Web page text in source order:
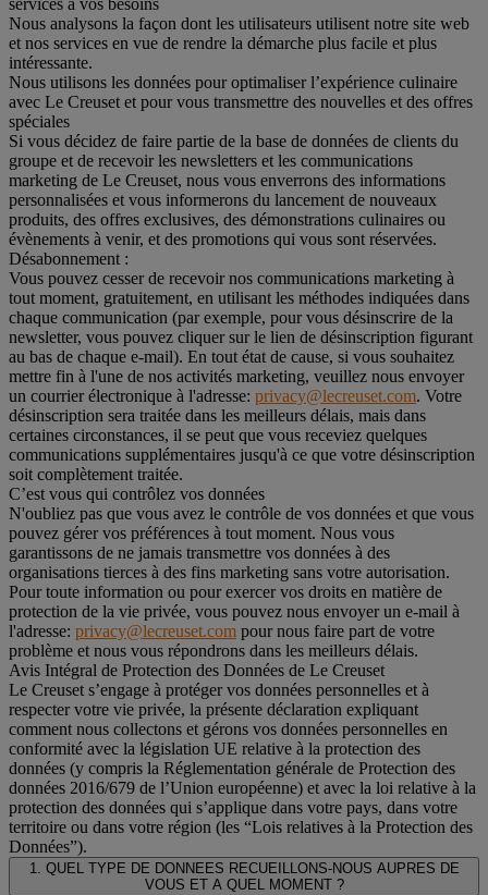
services à vos besoins
Nous analysons la façon dont les utilisateurs utilisent notre site web
et nos services en vue de rendre la démarche plus facile et plus
intéressante.
Nous utilisons les données pour optimaliser l’expérience culinaire
avec Le Creuset et pour vous transmettre des nouvelles et des offres
spéciales
Si vous décidez de faire partie de la base de données de clients du
groupe et de recevoir les newsletters et les communications
marketing de Le Creuset, nous vous enverrons des informations
personnalisées et vous informerons du lancement de nouveaux
produits, des offres exclusives, des démonstrations culinaires ou
évènements à venir, et des promotions qui vous sont réservées.
Désabonnement :
Vous pouvez cesser de recevoir nos communications marketing à
tout moment, gratuitement, en utilisant les méthodes indiquées dans
chaque communication (par exemple, pour vous désinscrire de la
newsletter, vous pouvez cliquer sur le lien de désinscription figurant
au bas de chaque e-mail). En tout état de cause, si vous souhaitez
mettre fin à l'une de nos activités marketing, veuillez nous envoyer
un courrier électronique à l'adresse: privacy@lecreuset.com. Votre
désinscription sera traitée dans les meilleurs délais, mais dans
certaines circonstances, il se peut que vous receviez quelques
communications supplémentaires jusqu'à ce que votre désinscription
soit complètement traitée.
C’est vous qui contrôlez vos données
N'oubliez pas que vous avez le contrôle de vos données et que vous
pouvez gérer vos préférences à tout moment. Nous vous
garantissons de ne jamais transmettre vos données à des
organisations tierces à des fins marketing sans votre autorisation.
Pour toute information ou pour exercer vos droits en matière de
protection de la vie privée, vous pouvez nous envoyer un e-mail à
l'adresse: privacy@lecreuset.com pour nous faire part de votre
problème et nous vous répondrons dans les meilleurs délais.
Avis Intégral de Protection des Données de Le Creuset
Le Creuset s’engage à protéger vos données personnelles et à
respecter votre vie privée, la présente déclaration expliquant
comment nous collectons et gérons vos données personnelles en
conformité avec la législation UE relative à la protection des
données (y compris la Réglementation générale de Protection des
données 2016/679 de l’Union européenne) et avec la loi relative à la
protection des données qui s’applique dans votre pays, dans votre
territoire ou dans votre région (les “Lois relatives à la Protection des
Données”).
1. QUEL TYPE DE DONNEES RECUEILLONS-NOUS AUPRES DE
VOUS ET A QUEL MOMENT ?